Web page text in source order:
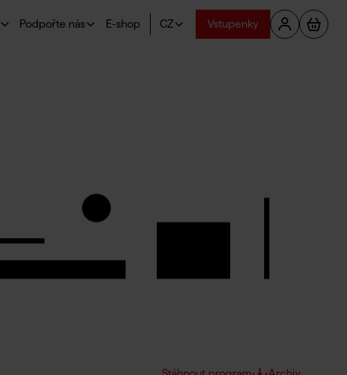
Podpořte nás E-shop CZ Vstupenky